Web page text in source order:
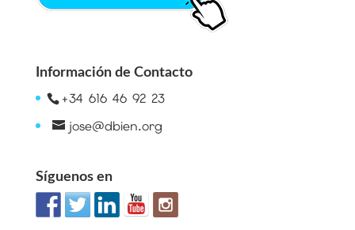
Información de Contacto
+34 616 46 92 23
jose@dbien.org
Síguenos en